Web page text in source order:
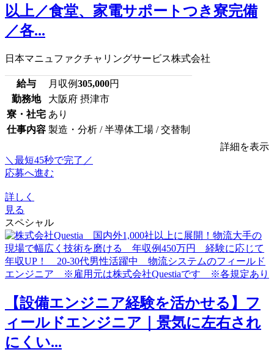
以上／食堂、家電サポートつき寮完備
／各...
日本マニュファクチャリングサービス株式会社
給与 月収例305,000円
勤務地
大阪府 摂津市
寮・社宅 あり
仕事内容 製造・分析 / 半導体工場 / 交替制
詳細を表示
＼最短45秒で完了／
応募へ進む
詳しく
見る
スペシャル
【設備エンジニア経験を活かせる】フ
ィールドエンジニア｜景気に左右され
にくい...